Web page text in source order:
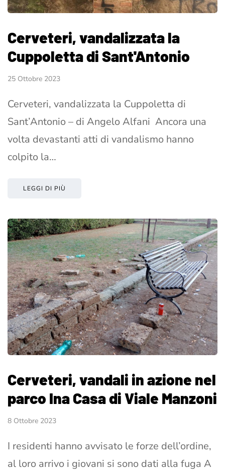
Cerveteri, vandalizzata la
Cuppoletta di Sant'Antonio
25 Ottobre 2023
Cerveteri, vandalizzata la Cuppoletta di
Sant’Antonio – di Angelo Alfani Ancora una
volta devastanti atti di vandalismo hanno
colpito la…
LEGGI DI PIÙ
Cerveteri, vandali in azione nel
parco Ina Casa di Viale Manzoni
8 Ottobre 2023
I residenti hanno avvisato le forze dell’ordine,
al loro arrivo i giovani si sono dati alla fuga A